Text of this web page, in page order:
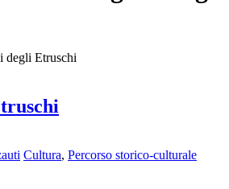
degli Etruschi
Cultura, Percorso storico-culturale